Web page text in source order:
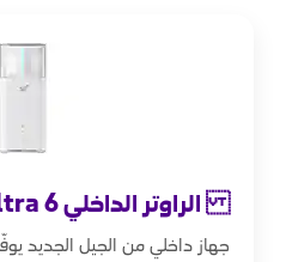
الراوتر الداخلي CPE Ultra 6
جهاز داخلي من الجيل الجديد